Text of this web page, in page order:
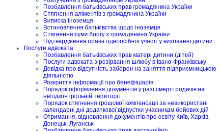
Позбавлення батьківських прав громадянина України
Стягнення аліментів з громадянина України
Виписка іноземця
Встановлення батьківства щодо іноземця
Стягнення суми боргу з громадянина України
Підтвердження права одноосібної участі у вихованні дитини
Послуги адвоката
Позбавлення батьківських прав матері дитини (дітей)
Послуги адвоката з розірвання шлюбу в Івано-Франківську
Довідка про відсутність заборон на заняття підприємницькою
діяльністю
Розкриття інформації про бенефіціарів
Порядок оформлення документів у разі смерті родичів на
непідконтрольній території
Порядок стягнення грошової компенсації за невикористані
календарні дні додаткової відпустки учасникам бойових дій
Отримання, відновлення документів про освіту Київ, Харків,
Донецьк, Луганськ